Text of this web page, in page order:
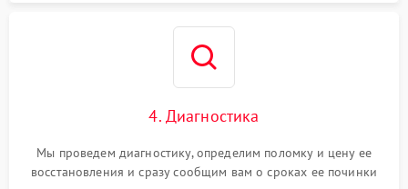
4. Диагностика
Мы проведем диагностику, определим поломку и цену ее
восстановления и сразу сообщим вам о сроках ее починки